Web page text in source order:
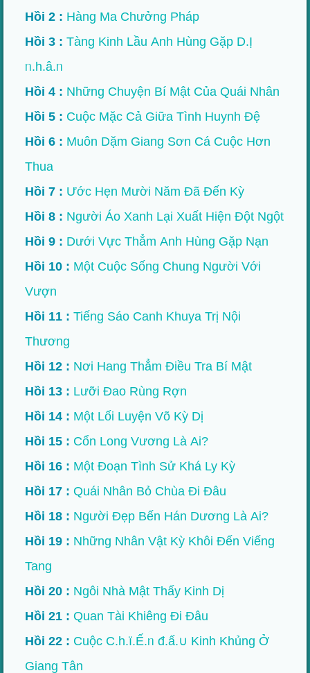
Hồi 2 : Hàng Ma Chưởng Pháp
Hồi 3 : Tàng Kinh Lầu Anh Hùng Gặp D.Ị
ᥒ.h.â.ᥒ
Hồi 4 : Những Chuyện Bí Mật Của Quái Nhân
Hồi 5 : Cuộc Mặc Cả Giữa Tình Huynh Đệ
Hồi 6 : Muôn Dặm Giang Sơn Cá Cuộc Hơn
Thua
Hồi 7 : Ước Hẹn Mười Năm Đã Đến Kỳ
Hồi 8 : Người Áo Xanh Lại Xuất Hiện Đột Ngột
Hồi 9 : Dưới Vực Thẳm Anh Hùng Gặp Nạn
Hồi 10 : Một Cuộc Sống Chung Người Với
Vượn
Hồi 11 : Tiếng Sáo Canh Khuya Trị Nội
Thương
Hồi 12 : Nơi Hang Thẳm Điều Tra Bí Mật
Hồi 13 : Lưỡi Đao Rùng Rợn
Hồi 14 : Một Lối Luyện Võ Kỳ Dị
Hồi 15 : Cổn Long Vương Là Ai?
Hồi 16 : Một Đoạn Tình Sử Khá Ly Kỳ
Hồi 17 : Quái Nhân Bỏ Chùa Đi Đâu
Hồi 18 : Người Đẹp Bến Hán Dương Là Ai?
Hồi 19 : Những Nhân Vật Kỳ Khôi Đến Viếng
Tang
Hồi 20 : Ngôi Nhà Mật Thấy Kinh Dị
Hồi 21 : Quan Tài Khiêng Đi Đâu
Hồi 22 : Cuộc C.h.ï.Ế.ᥒ đ.ấ.∪ Kinh Khủng Ở
Giang Tân